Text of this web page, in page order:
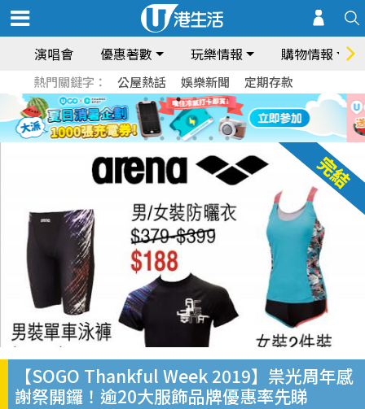
演唱會 優惠著數 玩樂情報 購物情報
熱門關鍵字： 公屋熱話 娛樂新聞 定期存款
【SOGO Thankful Week 2019】祟光周年感
謝祭開鑼！逾20大服飾品牌優惠率先睇